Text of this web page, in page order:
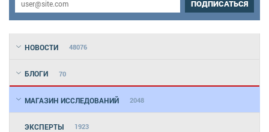
ПОДПИСАТЬСЯ
НОВОСТИ 48076
БЛОГИ 70
МАГАЗИН ИССЛЕДОВАНИЙ 2048
ЭКСПЕРТЫ 1923